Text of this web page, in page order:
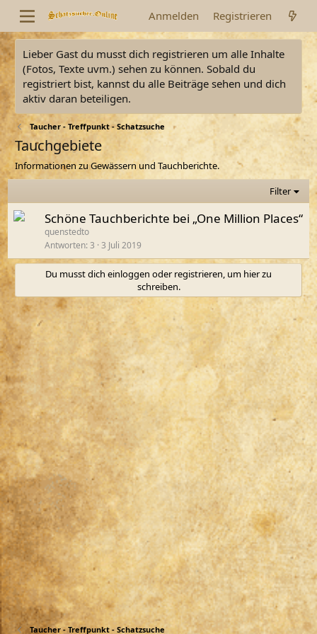
Anmelden Registrieren
Lieber Gast du musst dich registrieren um alle Inhalte
(Fotos, Texte uvm.) sehen zu können. Sobald du
registriert bist, kannst du alle Beiträge sehen und dich
aktiv daran beteiligen.
Taucher - Treffpunkt - Schatzsuche
Tauchgebiete
Informationen zu Gewässern und Tauchberichte.
Filter
Schöne Tauchberichte bei „One Million Places“
quenstedto
Antworten 3 3 Juli 2019
Du musst dich einloggen oder registrieren, um hier zu
schreiben.
Taucher - Treffpunkt - Schatzsuche